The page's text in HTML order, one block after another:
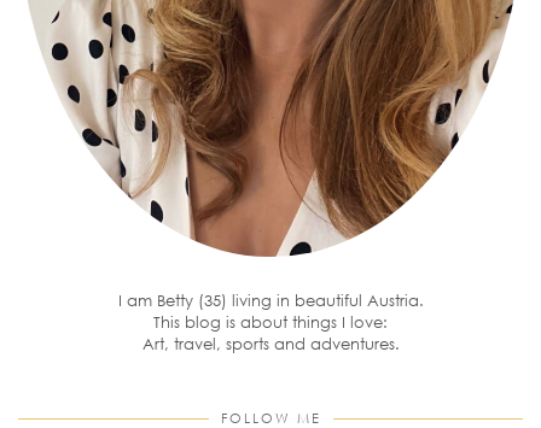
I am Betty (35) living in beautiful Austria.
This blog is about things I love:
Art, travel, sports and adventures.
FOLLOW ME